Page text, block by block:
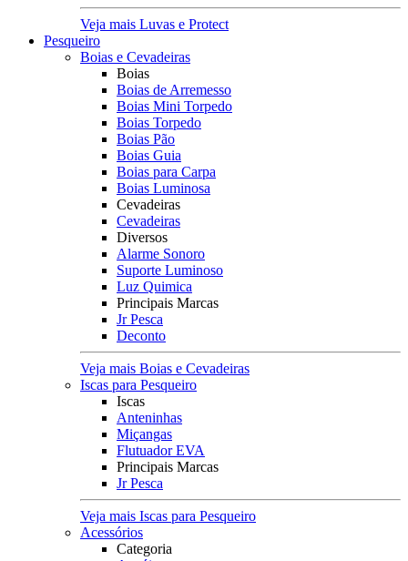
Veja mais Luvas e Protect
Pesqueiro
Boias e Cevadeiras
Boias
Boias de Arremesso
Boias Mini Torpedo
Boias Torpedo
Boias Pão
Boias Guia
Boias para Carpa
Boias Luminosa
Cevadeiras
Cevadeiras
Diversos
Alarme Sonoro
Suporte Luminoso
Luz Quimica
Principais Marcas
Jr Pesca
Deconto
Veja mais Boias e Cevadeiras
Iscas para Pesqueiro
Iscas
Anteninhas
Miçangas
Flutuador EVA
Principais Marcas
Jr Pesca
Veja mais Iscas para Pesqueiro
Acessórios
Categoria